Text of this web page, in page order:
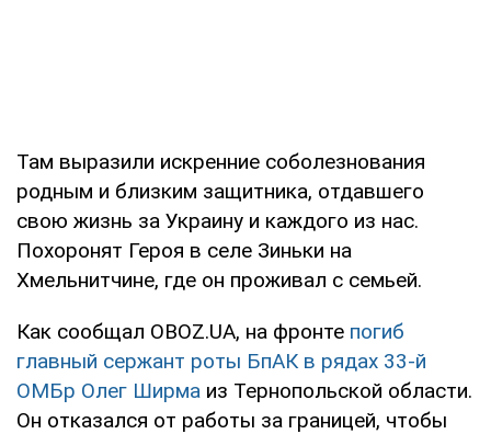
Там выразили искренние соболезнования
родным и близким защитника, отдавшего
свою жизнь за Украину и каждого из нас.
Похоронят Героя в селе Зиньки на
Хмельнитчине, где он проживал с семьей.
Как сообщал OBOZ.UA, на фронте погиб
главный сержант роты БпАК в рядах 33-й
ОМБр Олег Ширма из Тернопольской области.
Он отказался от работы за границей, чтобы